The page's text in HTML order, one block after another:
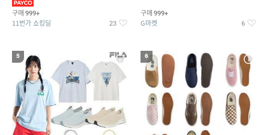
구매 999+
11번가 쇼킹딜 23
구매 999+
G마켓 6
5 6